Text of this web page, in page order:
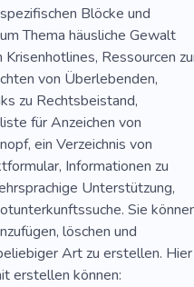
Psychotherapeut
Erfahrung
Stress
Selbstverbesserung
Emotional Therapeut
Blöcke und
Thema häusliche Gewalt
Ressourcen
von Überlebenden,
zu Rechtsbeistand,
für Anzeichen von
ein Verzeichnis von
Informationen zu
Unterstützung,
Sie
löschen und
Art zu erstellen. Hier
erstellen können: